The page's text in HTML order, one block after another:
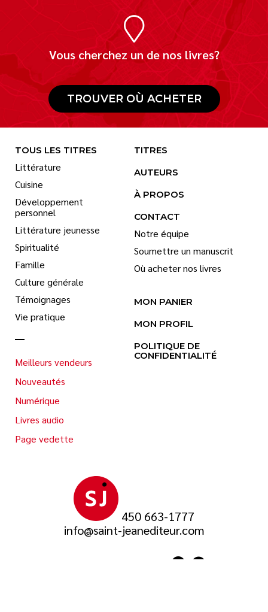
Vous cherchez un de nos livres?
TROUVER OÙ ACHETER
450 663-1777
info@saint-jeanediteur.com
TOUS LES TITRES
Littérature
Cuisine
Développement
personnel
Littérature jeunesse
Spiritualité
Famille
Culture générale
Témoignages
Vie pratique
Meilleurs vendeurs
Nouveautés
Numérique
Livres audio
Page vedette
TITRES
AUTEURS
À PROPOS
CONTACT
Notre équipe
Soumettre un manuscrit
Où acheter nos livres
MON PANIER
MON PROFIL
POLITIQUE DE
CONFIDENTIALITÉ